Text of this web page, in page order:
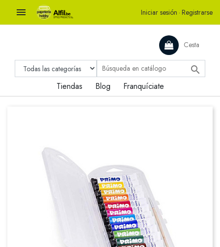
 Iniciar sesión · Registrarse
Cesta

Tiendas Blog Franquíciate